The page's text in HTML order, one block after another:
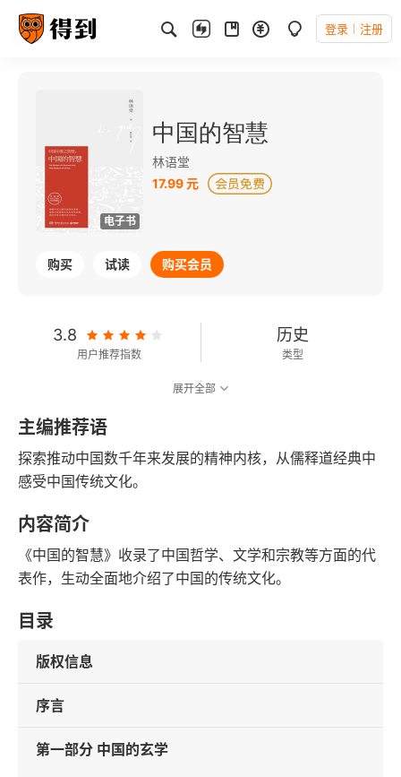
登录 注册
电子书
中国的智慧
林语堂
17.99 元
购买 试读 购买会员
3.8
用户推荐指数
历史
类型
183千字
字数
2016-09-01
发行日期
展开全部
主编推荐语
探索推动中国数千年来发展的精神内核，从儒释道经典中
感受中国传统文化。
内容简介
《中国的智慧》收录了中国哲学、文学和宗教等方面的代
表作，生动全面地介绍了中国的传统文化。
目录
版权信息
序言
第一部分 中国的玄学